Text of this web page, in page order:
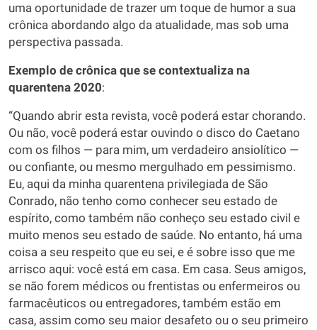
uma oportunidade de trazer um toque de humor a sua
crônica abordando algo da atualidade, mas sob uma
perspectiva passada.
Exemplo de crônica que se contextualiza na
quarentena 2020:
“Quando abrir esta revista, você poderá estar chorando.
Ou não, você poderá estar ouvindo o disco do Caetano
com os filhos — para mim, um verdadeiro ansiolítico —
ou confiante, ou mesmo mergulhado em pessimismo.
Eu, aqui da minha quarentena privilegiada de São
Conrado, não tenho como conhecer seu estado de
espírito, como também não conheço seu estado civil e
muito menos seu estado de saúde. No entanto, há uma
coisa a seu respeito que eu sei, e é sobre isso que me
arrisco aqui: você está em casa. Em casa. Seus amigos,
se não forem médicos ou frentistas ou enfermeiros ou
farmacêuticos ou entregadores, também estão em
casa, assim como seu maior desafeto ou o seu primeiro